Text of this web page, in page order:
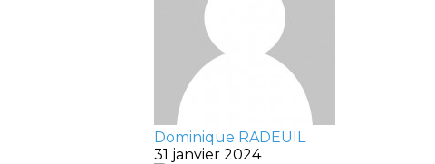
Dominique RADEUIL
31 janvier 2024